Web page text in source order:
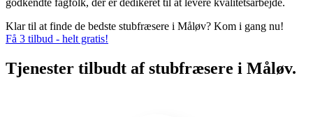
godkendte fagfolk, der er dedikeret til at levere kvalitetsarbejde.
Klar til at finde de bedste stubfræsere i Måløv? Kom i gang nu!
Få 3 tilbud - helt gratis!
Tjenester tilbudt af stubfræsere i Måløv.